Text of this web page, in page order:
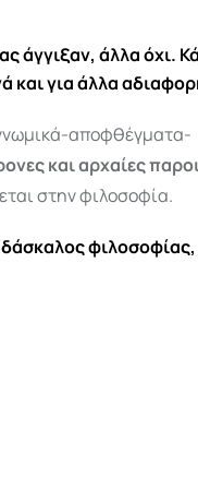
άγγιξαν, άλλα όχι.
και για άλλα
αποφθέγματα-
και αρχαίες
στην φιλοσοφία.
φιλοσοφίας,